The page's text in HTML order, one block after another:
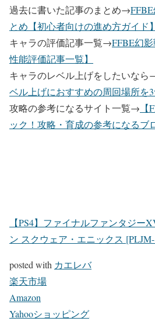
過去に書いた記事のまとめ→
とめ【初心者向けの進め方ガイド】
キャラの評価記事一覧→FFBE幻
性能評価記事一覧】
キャラのレベル上げをしたいなら
ベル上げにおすすめの周回場所を3
攻略の参考になるサイト一覧→
ック！攻略・育成の参考になるブ
【PS4】ファイナルファンタジー
ン スクウェア・エニックス [PLJM-
posted with カエレバ
楽天市場
Amazon
Yahooショッピング